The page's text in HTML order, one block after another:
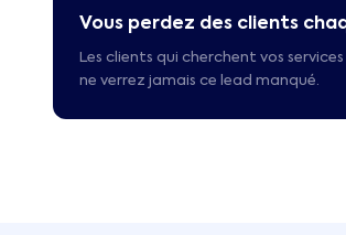
Vous perdez des clients
Les clients qui cherchent vos services
ne verrez jamais ce lead manqué.